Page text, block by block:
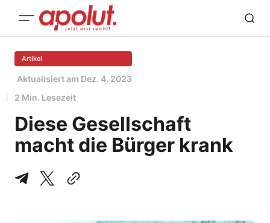
Artikel
Aktualisiert am Dez. 4, 2023
2 Min. Lesezeit
Diese Gesellschaft
macht die Bürger krank